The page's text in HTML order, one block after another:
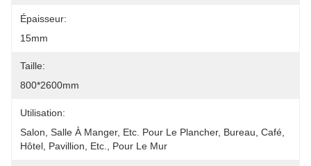
Épaisseur:
15mm
Taille:
800*2600mm
Utilisation:
Salon, Salle À Manger, Etc. Pour Le Plancher, Bureau, Café,
Hôtel, Pavillion, Etc., Pour Le Mur